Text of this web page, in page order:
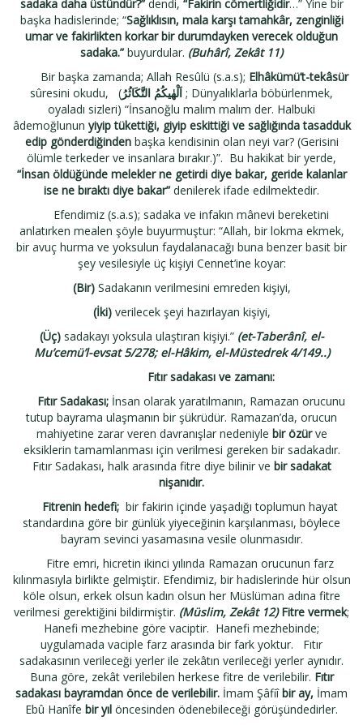
sadaka daha üstündür?” dendi, “Fakirin cömertliğidir…” Yine bir
başka hadislerinde; “Sağlıklısın, mala karşı tamahkâr, zenginliği
umar ve fakirlikten korkar bir durumdayken verecek olduğun
sadaka.”buyurdular. (Buhârî, Zekât 11)
Bir başka zamanda; Allah Resûlü (s.a.s); Elhâkümü’t-tekâsür
sûresini okudu,
(اَلْهٰيكُمُ التَّكَاثُرُ ; Dünyalıklarla böbürlenmek,
oyaladı sizleri) “İnsanoğlu malım malım der. Halbuki
âdemoğlunun yiyip tükettiği, giyip eskittiği ve sağlığında tasadduk
edip gönderdiğindenbaşka kendisinin olan neyi var? (Gerisini
ölümle terkeder ve insanlara bırakır.)”. Bu hakikat bir yerde,
“İnsan öldüğünde melekler ne getirdi diye bakar, geride kalanlar
ise ne bıraktı diye bakar”denilerek ifade edilmektedir.
Efendimiz (s.a.s); sadaka ve infakın mânevi bereketini
anlatırken mealen şöyle buyurmuştur: “Allah, bir lokma ekmek,
bir avuç hurma ve yoksulun faydalanacağı buna benzer basit bir
şey vesilesiyle üç kişiyi Cennet’ine koyar:
(Bir)Sadakanın verilmesini emreden kişiyi,
(İki)verilecek şeyi hazırlayan kişiyi,
(Üç)sadakayı yoksula ulaştıran kişiyi.” (et-Taberânî, el-
Mu’cemü’l-evsat 5/278; el-Hâkim, el-Müstedrek 4/149..)
Fıtır sadakası ve zamanı:
Fıtır Sadakası; İnsan olarak yaratılmanın, Ramazan orucunu
tutup bayrama ulaşmanın bir şükrüdür. Ramazan’da, orucun
mahiyetine zarar veren davranışlar nedeniyle bir özürve
eksiklerin tamamlanması için verilmesi gereken bir sadakadır.
Fıtır Sadakası, halk arasında fitre diye bilinir ve bir sadakat
nişanıdır.
Fitrenin hedefi; bir fakirin içinde yaşadığı toplumun hayat
standardına göre bir günlük yiyeceğinin karşılanması, böylece
bayram sevinci yasamasına vesile olunmasıdır.
Fitre emri, hicretin ikinci yılında Ramazan orucunun farz
kılınmasıyla birlikte gelmiştir. Efendimiz, bir hadislerinde hür olsun
köle olsun, erkek olsun kadın olsun her Müslüman adına fitre
verilmesi gerektiğini bildirmiştir. (Müslim, Zekât 12) Fitre vermek;
Hanefi mezhebine göre vaciptir. Hanefi mezhebinde;
uygulamada vaciple farz arasında bir fark yoktur.
Fıtır
sadakasının verileceği yerler ile zekâtın verileceği yerler aynıdır.
Buna göre, zekât verilebilen herkese fitre de verilebilir. Fıtır
sadakası bayramdan önce de verilebilir. İmam Şâfiîbir ay, İmam
Ebû Hanîfe bir yıl öncesinden ödenebileceği görüşündedirler.